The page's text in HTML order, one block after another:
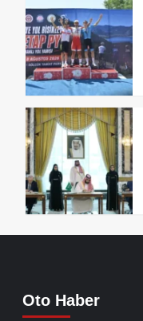
Oto Haber